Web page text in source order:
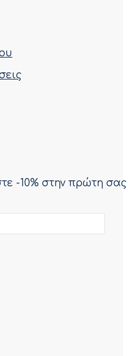
-10% στην πρώτη σας